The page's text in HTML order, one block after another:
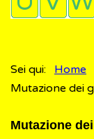
Sei qui: Home
Mutazione dei
Mutazione